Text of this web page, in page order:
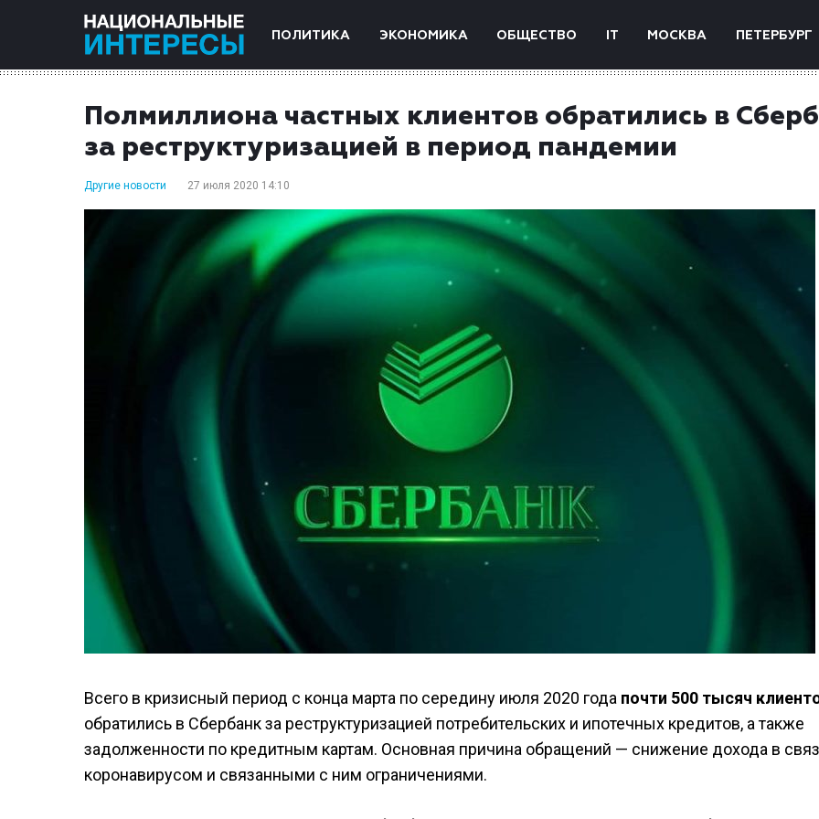
ПОЛИТИКА ЭКОНОМИКА ОБЩЕСТВО IT МОСКВА ПЕТЕРБУРГ
Полмиллиона частных клиентов обратились в
за реструктуризацией в период пандемии
Другие новости 27 июля 2020 14:10
Всего в кризисный период с конца марта по середину июля 2020 года почти 500 тысяч
обратились в Сбербанк за реструктуризацией потребительских и ипотечных кредитов, а также
задолженности по кредитным картам. Основная причина обращений — снижение дохода в
коронавирусом и связанными с ним ограничениями.